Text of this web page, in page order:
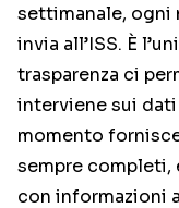
settimanale, ogni
invia all’ISS. È
trasparenza ci
interviene sui
momento
sempre completi,
con informazioni